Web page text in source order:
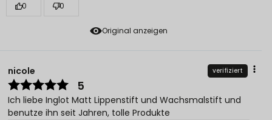
Original anzeigen
0
0
nicole verifiziert
5
Ich liebe Inglot Matt Lippenstift und Wachsmalstift und
benutze ihn seit Jahren, tolle Produkte